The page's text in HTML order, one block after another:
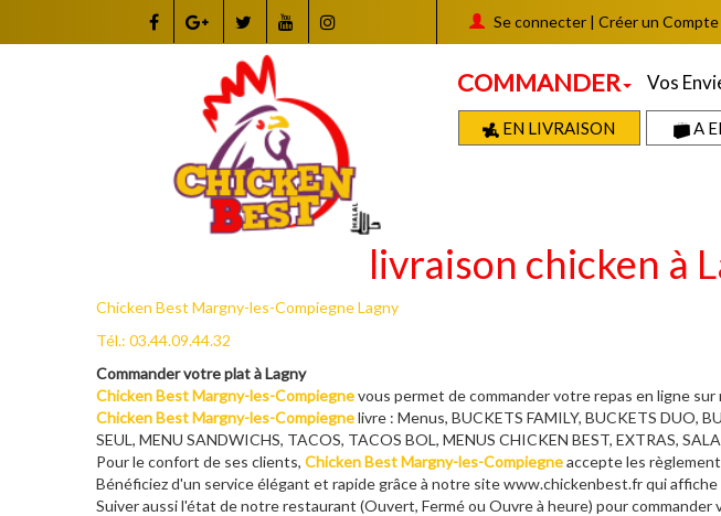
Se connecter| Créer un Compte
COMMANDER Vos
EN LIVRAISON A
livraison chicken à
Chicken Best Margny-les-Compiegne Lagny
Tél.: 03.44.09.44.32
Commander votre plat à Lagny
Chicken Best Margny-les-Compiegnevous permet de commander votre repas en ligne
Chicken Best Margny-les-Compiegnelivre : Menus, BUCKETS FAMILY, BUCKETS DUO,
SEUL, MENU SANDWICHS, TACOS, TACOS BOL, MENUS CHICKEN BEST, EXTRAS,
Pour le confort de ses clients, Chicken Best Margny-les-Compiegneaccepte les
Bénéficiez d'un service élégant et rapide grâce à notre site www.chickenbest.fr qui
Suiver aussi l'état de notre restaurant (Ouvert, Fermé ou Ouvre à heure) pour commander